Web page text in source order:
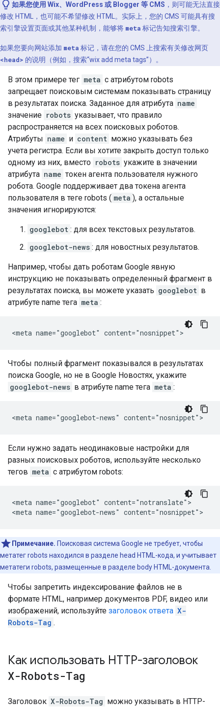
如果您使用 Wix、WordPress 或 Blogger 等 CMS ，则可能无法直接
修改 HTML，也可能不希望修改 HTML。实际上，您的 CMS 可能具有搜
索引擎设置页面或其他某种机制，能够将 meta 标记告知搜索引擎。
如果您要向网站添加 meta 标记，请在您的 CMS 上搜索有关修改网页
<head> 的说明（例如，搜索“wix add meta tags”）。
В этом примере тег meta с атрибутом robots
запрещает поисковым системам показывать страницу
в результатах поиска. Заданное для атрибута name
значение robots указывает, что правило
распространяется на всех поисковых роботов.
Атрибуты name и content можно указывать без
учета регистра. Если вы хотите закрыть доступ только
одному из них, вместо robots укажите в значении
атрибута name токен агента пользователя нужного
робота. Google поддерживает два токена агента
пользователя в теге robots ( meta ), а остальные
значения игнорируются:
googlebot : для всех текстовых результатов.
googlebot-news : для новостных результатов.
Например, чтобы дать роботам Google явную
инструкцию не показывать определенный фрагмент в
результатах поиска, вы можете указать googlebot в
атрибуте name тега meta :
<meta name="googlebot" content="nosnippet">
Чтобы полный фрагмент показывался в результатах
поиска Google, но не в Google Новостях, укажите
googlebot-news в атрибуте name тега meta :
<meta name="googlebot-news" content="nosnippet">
Если нужно задать неодинаковые настройки для
разных поисковых роботов, используйте несколько
тегов meta с атрибутом robots:
<meta name="googlebot" content="notranslate">
<meta name="googlebot-news" content="nosnippet">
Примечание. Поисковая система Google не требует, чтобы
метатег robots находился в разделе head HTML-кода, и учитывает
метатеги robots, размещенные в разделе body HTML-документа.
Чтобы запретить индексирование файлов не в
формате HTML, например документов PDF, видео или
изображений, используйте заголовок ответа X-
Robots-Tag .
Как использовать HTTP-заголовок
X-Robots-Tag
Заголовок X-Robots-Tag можно указывать в HTTP-